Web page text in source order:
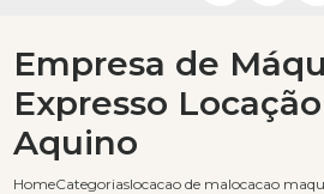
HomeCategoriaslocacao de maquinas de cafe
locacao
Empresa de
Expresso
Aquino